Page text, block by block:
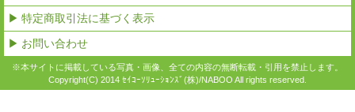
▶ 特定商取引法に基づく表示
▶ お問い合わせ
※本サイトに掲載している写真・画像、全ての内容の無断転載・引用を禁止します。
Copyright(C) 2014 ｾｲｺｰｿﾘｭｰｼｮﾝｽﾞ(株)/NABOO All rights reserved.